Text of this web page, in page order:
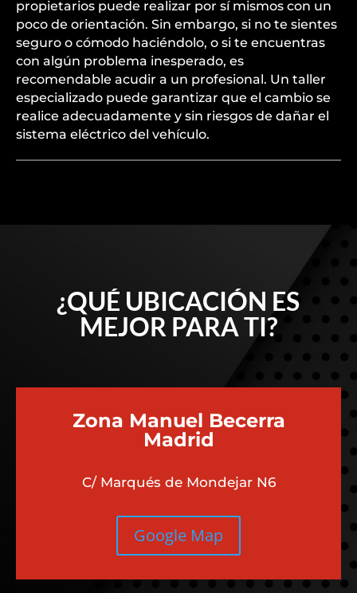
propietarios puede realizar por sí mismos con un
poco de orientación. Sin embargo, si no te sientes
seguro o cómodo haciéndolo, o si te encuentras
con algún problema inesperado, es
recomendable acudir a un profesional. Un taller
especializado puede garantizar que el cambio se
realice adecuadamente y sin riesgos de dañar el
sistema eléctrico del vehículo.
¿QUÉ UBICACIÓN ES
MEJOR PARA TI?
Zona Manuel Becerra
Madrid
C/ Marqués de Mondejar N6
Google Map